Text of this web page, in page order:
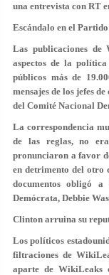
una entrevista con RT
Escándalo en el
Las publicaciones
aspectos de la
públicos más de
mensajes de los jefes
del Comité Nacional
La correspondencia
de las reglas, no
pronunciaron a favor
en detrimento del otro
documentos obligó
Demócrata, Debbie
Clinton arruina su
Los políticos
filtraciones de
aparte de WikiLeaks